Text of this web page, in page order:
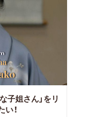
子姐さん」をリ
い！